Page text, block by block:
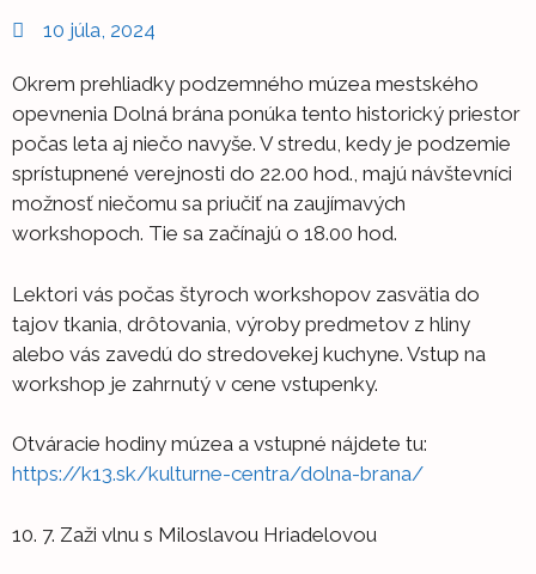
10 júla, 2024
Okrem prehliadky podzemného múzea mestského
opevnenia Dolná brána ponúka tento historický priestor
počas leta aj niečo navyše. V stredu, kedy je podzemie
sprístupnené verejnosti do 22.00 hod., majú návštevníci
možnosť niečomu sa priučiť na zaujímavých
workshopoch. Tie sa začínajú o 18.00 hod.
Lektori vás počas štyroch workshopov zasvätia do
tajov tkania, drôtovania, výroby predmetov z hliny
alebo vás zavedú do stredovekej kuchyne. Vstup na
workshop je zahrnutý v cene vstupenky.
Otváracie hodiny múzea a vstupné nájdete tu:
https://k13.sk/kulturne-centra/dolna-brana/
10. 7. Zaži vlnu s Miloslavou Hriadelovou